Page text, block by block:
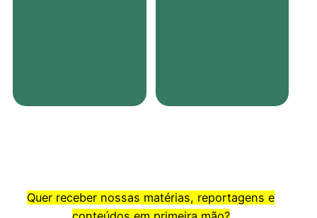
Quer receber nossas matérias, reportagens e